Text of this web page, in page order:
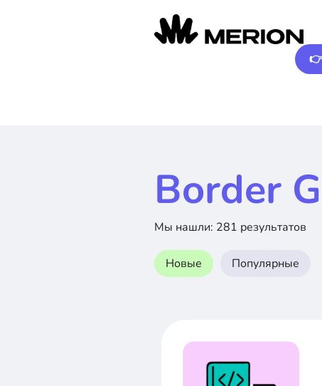
Border
Мы нашли: 281 результатов
Новые Популярные